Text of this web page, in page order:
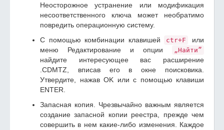
Неосторожное устранение или модификация
несоответственного ключа может необратимо
повредить операционную систему.
С помощью комбинации клавишей
ctr+F
или
меню Редактирование и опции
„Найти”
найдите интересующее вас расширение
.CDMTZ, вписав его в окне поисковика.
Утвердите, нажав OK или с помощью клавиши
ENTER.
Запасная копия. Чрезвычайно важным является
создание запасной копии реестра, прежде чем
совершить в нем какие-либо изменения. Каждое